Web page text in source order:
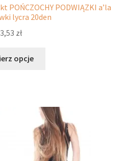
POŃCZOCHY PODWIĄZKI a’la
lycra 20den
zł
opcje
Opcje
można
wybrać
na